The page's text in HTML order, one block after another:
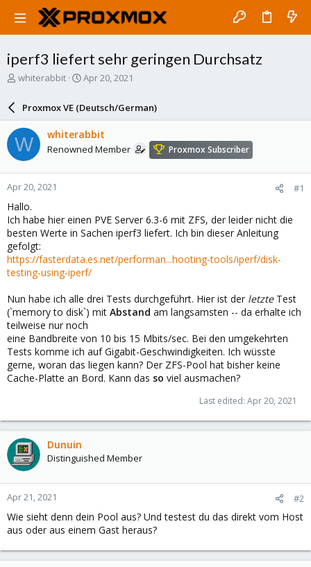
iperf3 liefert sehr geringen Durchsatz
T
a
d
s
t
a
r
t
e
r
whiterabbit
S
a
r
d
a
e
Apr 20, 2021
Proxmox VE (Deutsch/German)
W whiterabbit
Renowned Member Proxmox Subscriber
Apr 20, 2021 #1
Hallo.
Ich habe hier einen PVE Server 6.3-6 mit ZFS, der leider nicht die
besten Werte in Sachen iperf3 liefert. Ich bin dieser Anleitung
gefolgt:
https://fasterdata.es.net/performan...hooting-tools/iperf/disk-
testing-using-iperf/
Nun habe ich alle drei Tests durchgeführt. Hier ist der letzteTest
(`memory to disk`) mit Abstand am langsamsten -- da erhalte ich
teilweise nur noch
eine Bandbreite von 10 bis 15 Mbits/sec. Bei den umgekehrten
Tests komme ich auf Gigabit-Geschwindigkeiten. Ich wüsste
gerne, woran das liegen kann? Der ZFS-Pool hat bisher keine
Cache-Platte an Bord. Kann das so viel ausmachen?
Last edited: Apr 20, 2021
Dunuin
Distinguished Member
Apr 21, 2021 #2
Wie sieht denn dein Pool aus? Und testest du das direkt vom Host
aus oder aus einem Gast heraus?